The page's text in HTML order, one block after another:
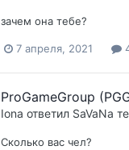
зачем она тебе?
7 апреля, 2021
ProGameGroup
Iona ответил SaVaNa
Сколько вас чел?